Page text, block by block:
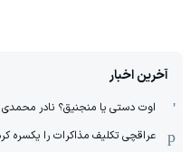
آخرین اخبار
اوت دستی یا منجنیق؟ نادر
عراقچی تکلیف مذاکرات را یکسره